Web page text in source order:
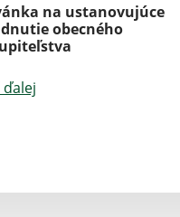
na ustanovujúce
obecného
ďalej